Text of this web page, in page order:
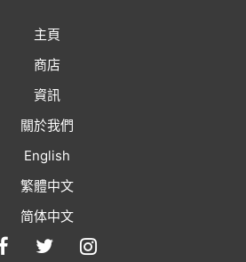
主頁
商店
資訊
關於我們
English
繁體中文
简体中文